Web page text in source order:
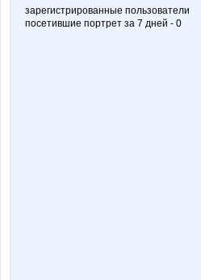
зарегистрированные пользователи
посетившие портрет за 7 дней - 0